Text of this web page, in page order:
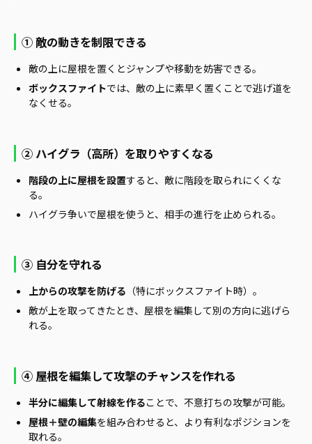
① 敵の動きを制限できる
敵の上に屋根を置くとジャンプや移動を妨害できる。
ボックスファイトでは、敵の上に素早く置くことで逃げ道を
なくせる。
② ハイグラ（高所）を取りやすくなる
階段の上に屋根を設置すると、敵に階段を取られにくくな
る。
ハイグラ争いで屋根を使うと、相手の進行を止められる。
③ 自分を守れる
上からの攻撃を防げる （特にボックスファイト時）。
敵が上を取ってきたとき、屋根を編集して別の方向に逃げら
れる。
④ 屋根を編集して攻撃のチャンスを作れる
半分に編集して射線を作ることで、不意打ちの攻撃が可能。
屋根＋壁の編集を組み合わせると、より有利なポジションを
取れる。